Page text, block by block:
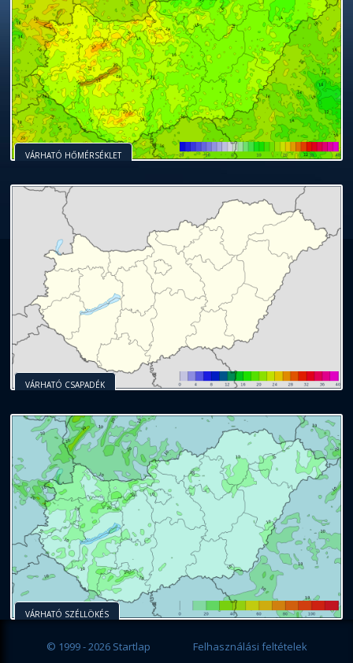
VÁRHATÓ HŐMÉRSÉKLET
VÁRHATÓ CSAPADÉK
VÁRHATÓ SZÉLLÖKÉS
© 1999 - 2026 Startlap Felhasználási feltételek